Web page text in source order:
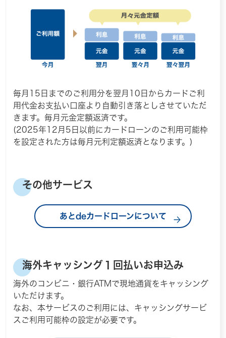
毎月15日までのご利用分を翌月10日からカードご利
用代金お支払い口座より自動引き落としさせていただ
きます。毎月元金定額返済です。
(2025年12月5日以前にカードローンのご利用可能枠
を設定された方は毎月元利定額返済となります。)
その他サービス
あとdeカードローンについて
海外キャッシング１回払いお申込み
海外のコンビニ・銀行ATMで現地通貨をキャッシング
いただけます。
なお、本サービスのご利用には、キャッシングサービ
スご利用可能枠の設定が必要です。